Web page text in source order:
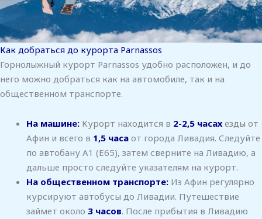
Как добраться до курорта Parnassos
Горнолыжный курорт Parnassos удобно расположен, и до
него можно добраться как на автомобиле, так и на
общественном транспорте.
На машине: Курорт находится в 2-2,5 часахезды от
Афин и всего в 1,5 часа от города Ливадия. Следуйте
по автобану А1 (E65), затем сверните на Ливадию, а
дальше просто следуйте указателям на курорт.
На общественном транспорте: Из Афин регулярно
курсируют автобусы до Ливадии. Путешествие
займет около 3 часов. После прибытия в Ливадию